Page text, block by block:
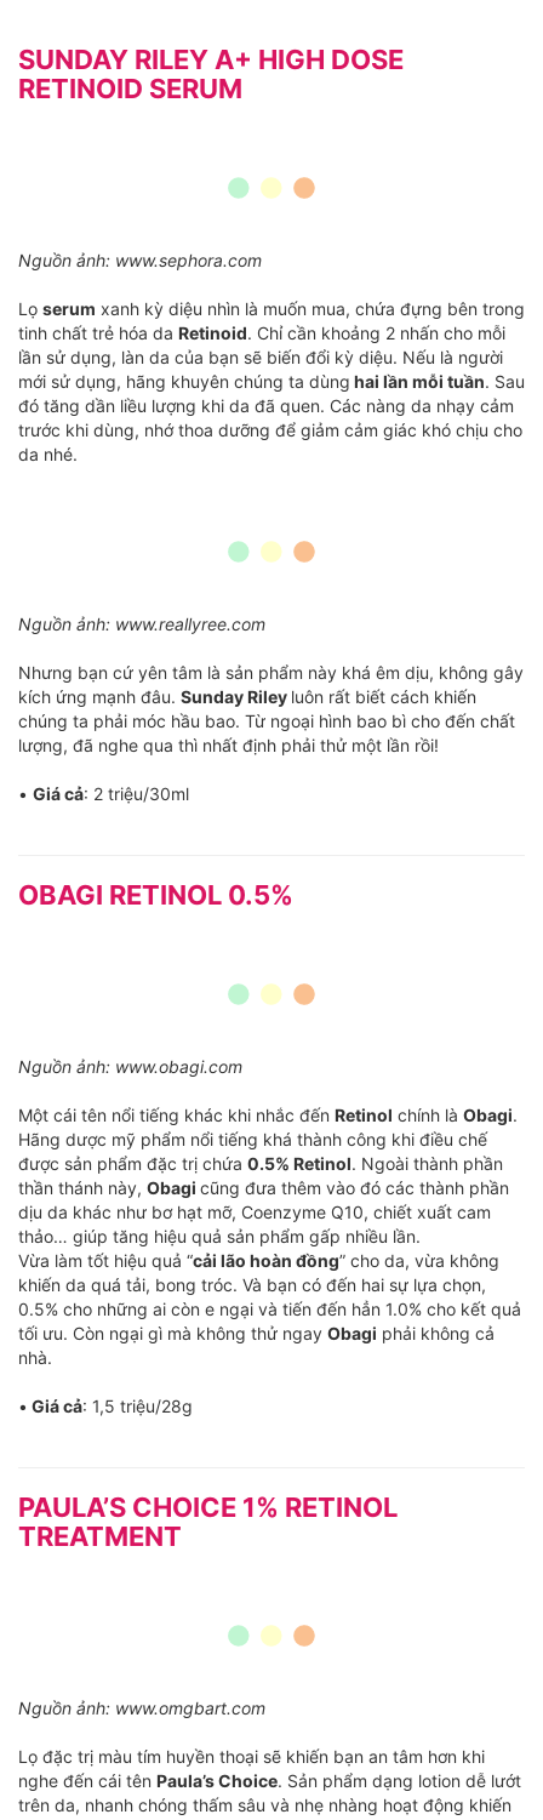
SUNDAY RILEY A+ HIGH DOSE
RETINOID SERUM
Nguồn ảnh: www.sephora.com
Lọ serum xanh kỳ diệu nhìn là muốn mua, chứa đựng bên trong
tinh chất trẻ hóa da Retinoid. Chỉ cần khoảng 2 nhấn cho mỗi
lần sử dụng, làn da của bạn sẽ biến đổi kỳ diệu. Nếu là người
mới sử dụng, hãng khuyên chúng ta dùng hai lần mỗi tuần. Sau
đó tăng dần liều lượng khi da đã quen. Các nàng da nhạy cảm
trước khi dùng, nhớ thoa dưỡng để giảm cảm giác khó chịu cho
da nhé.
Nguồn ảnh: www.reallyree.com
Nhưng bạn cứ yên tâm là sản phẩm này khá êm dịu, không gây
kích ứng mạnh đâu. Sunday Riley luôn rất biết cách khiến
chúng ta phải móc hầu bao. Từ ngoại hình bao bì cho đến chất
lượng, đã nghe qua thì nhất định phải thử một lần rồi!
• Giá cả: 2 triệu/30ml
OBAGI RETINOL 0.5%
Nguồn ảnh: www.obagi.com
Một cái tên nổi tiếng khác khi nhắc đến Retinol chính là Obagi.
Hãng dược mỹ phẩm nổi tiếng khá thành công khi điều chế
được sản phẩm đặc trị chứa 0.5% Retinol. Ngoài thành phần
thần thánh này, Obagi cũng đưa thêm vào đó các thành phần
dịu da khác như bơ hạt mỡ, Coenzyme Q10, chiết xuất cam
thảo… giúp tăng hiệu quả sản phẩm gấp nhiều lần.
Vừa làm tốt hiệu quả “cải lão hoàn đồng” cho da, vừa không
khiến da quá tải, bong tróc. Và bạn có đến hai sự lựa chọn,
0.5% cho những ai còn e ngại và tiến đến hẳn 1.0% cho kết quả
tối ưu. Còn ngại gì mà không thử ngay Obagi phải không cả
nhà.
• Giá cả: 1,5 triệu/28g
PAULA’S CHOICE 1% RETINOL
TREATMENT
Nguồn ảnh: www.omgbart.com
Lọ đặc trị màu tím huyền thoại sẽ khiến bạn an tâm hơn khi
nghe đến cái tên Paula’s Choice. Sản phẩm dạng lotion dễ lướt
trên da, nhanh chóng thấm sâu và nhẹ nhàng hoạt động khiến